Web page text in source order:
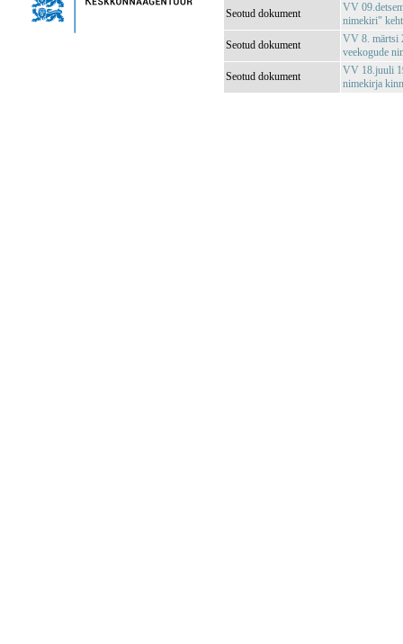
Seotud dokument
VV
nimekiri"
Seotud dokument
VV 8. märtsi
veekogude
Seotud dokument
VV 18.juuli
nimekirja